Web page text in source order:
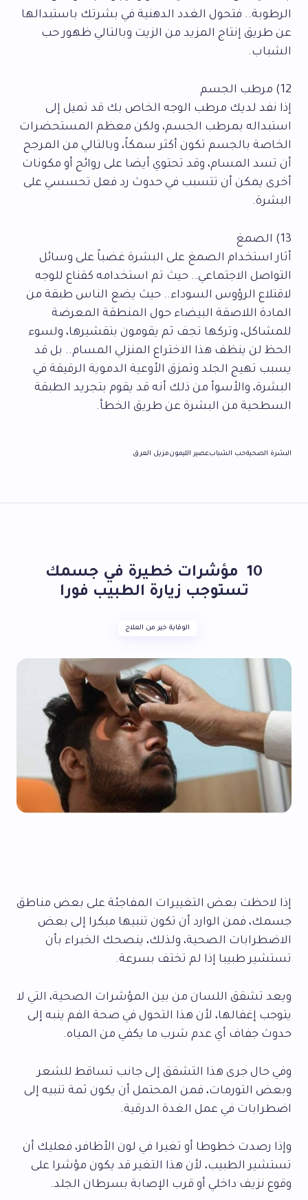
الرطوبة.. فتحول الغدد الدهنية في بشرتك باستبدالها
عن طريق إنتاج المزيد من الزيت وبالتالي ظهور حب
الشباب.
12) مرطب الجسم
إذا نفد لديك مرطب الوجه الخاص بك قد تميل إلى
استبداله بمرطب الجسم، ولكن معظم المستحضرات
الخاصة بالجسم تكون أكثر سمكاً، وبالتالي من المرجح
أن تسد المسام، وقد تحتوي أيضا على روائح أو مكونات
أخرى يمكن أن تتسبب في حدوث رد فعل تحسسي على
البشرة.
13) الصمغ
أثار استخدام الصمغ على البشرة غضباً على وسائل
التواصل الاجتماعي.. حيث تم استخدامه كقناع للوجه
لاقتلاع الرؤوس السوداء.. حيث يضع الناس طبقة من
المادة اللاصقة البيضاء حول المنطقة المعرضة
للمشاكل، وتركها تجف ثم يقومون بتقشيرها، ولسوء
الحظ لن ينظف هذا الاختراع المنزلي المسام.. بل قد
يسبب تهيج الجلد وتمزق الأوعية الدموية الرقيقة في
البشرة، والأسوأ من ذلك أنه قد يقوم بتجريد الطبقة
السطحية من البشرة عن طريق الخطأ.
البشرة الصحيةحب الشبابعصير الليمونمزيل العرق
10 مؤشرات خطيرة في جسمك
تستوجب زيارة الطبيب فورا
الوقاية خير من العلاج
إذا لاحظت بعض التغييرات المفاجئة على بعض مناطق
جسمك، فمن الوارد أن تكون تنبيها مبكرا إلى بعض
الاضطرابات الصحية، ولذلك، ينصحك الخبراء بأن
تستشير طبيبا إذا لم تختف بسرعة.
ويعد تشقق اللسان من بين المؤشرات الصحية، التي لا
يتوجب إغفالها، لأن هذا التحول في صحة الفم ينبه إلى
حدوث جفاف أي عدم شرب ما يكفي من المياه.
وفي حال جرى هذا التشقق إلى جانب تساقط للشعر
وبعض التورمات، فمن المحتمل أن يكون ثمة تنبيه إلى
اضطرابات في عمل الغدة الدرقية.
وإذا رصدت خطوطا أو تغيرا في لون الأظافر، فعليك أن
تستشير الطبيب، لأن هذا التغير قد يكون مؤشرا على
وقوع نزيف داخلي أو قرب الإصابة بسرطان الجلد.